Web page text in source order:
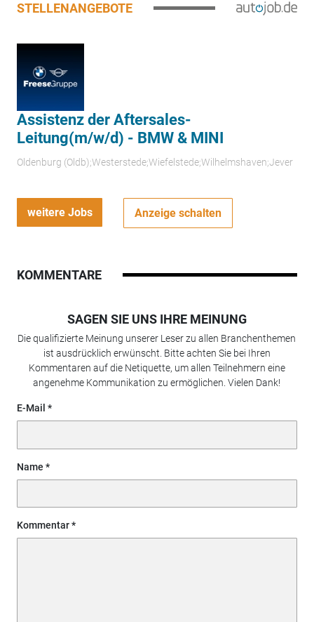
STELLENANGEBOTE
Assistenz der Aftersales-
Leitung(m/w/d) - BMW & MINI
Oldenburg (Oldb);Westerstede;Wiefelstede;Wilhelmshaven;Jever
weitere Jobs Anzeige schalten
KOMMENTARE
SAGEN SIE UNS IHRE MEINUNG
Die qualifizierte Meinung unserer Leser zu allen Branchenthemen
ist ausdrücklich erwünscht. Bitte achten Sie bei Ihren
Kommentaren auf die Netiquette, um allen Teilnehmern eine
angenehme Kommunikation zu ermöglichen. Vielen Dank!
E-Mail
Name
Kommentar